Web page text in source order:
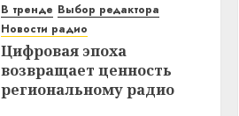
В тренде Выбор редактора
Новости радио
Цифровая эпоха
возвращает ценность
региональному радио